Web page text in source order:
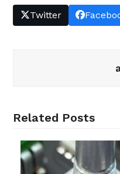
Twitter
Related Posts